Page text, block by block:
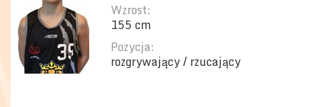
Wzrost:
155 cm
Pozycja:
rozgrywający / rzucający